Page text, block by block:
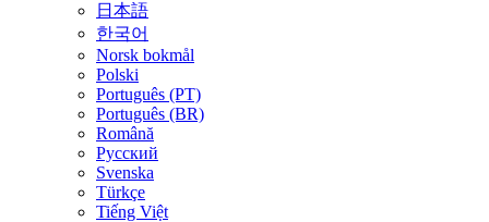
日本語
한국어
Norsk bokmål
Polski
Português (PT)
Português (BR)
Română
Русский
Svenska
Türkçe
Tiếng Việt